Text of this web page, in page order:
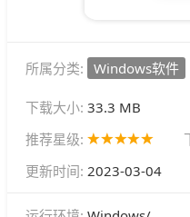
所属分类: Windows软件
下载大小: 33.3 MB
推荐星级:
更新时间: 2023-03-04